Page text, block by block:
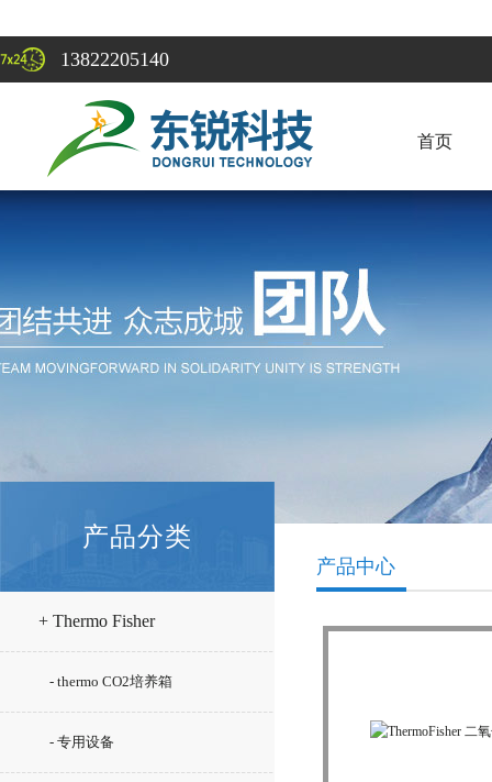
13822205140
首页
产品分类
+ Thermo Fisher
- thermo CO2培养箱
- 专用设备
产品中心